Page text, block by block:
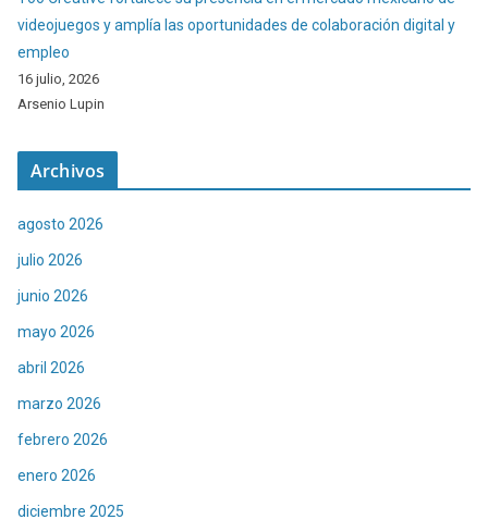
videojuegos y amplía las oportunidades de colaboración digital y
empleo
16 julio, 2026
Arsenio Lupin
Archivos
agosto 2026
julio 2026
junio 2026
mayo 2026
abril 2026
marzo 2026
febrero 2026
enero 2026
diciembre 2025